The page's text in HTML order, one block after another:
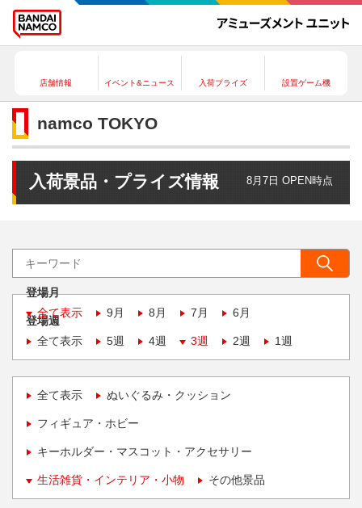
店舗情報 イベント&ニュース 入荷プライズ 設置ゲーム機
namco TOKYO
入荷景品・プライズ情報 8月7日 OPEN時点
登場月
全て表示
9月 8月 7月 6月
登場週
全て表示
5週 4週 3週 2週 1週
全て表示 ぬいぐるみ・クッション
フィギュア・ホビー
キーホルダー・マスコット・アクセサリー
生活雑貨・インテリア・小物 その他景品